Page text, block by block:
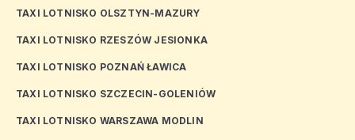
TAXI LOTNISKO OLSZTYN-MAZURY
TAXI LOTNISKO RZESZÓW JESIONKA
TAXI LOTNISKO POZNAŃ ŁAWICA
TAXI LOTNISKO SZCZECIN-GOLENIÓW
TAXI LOTNISKO WARSZAWA MODLIN